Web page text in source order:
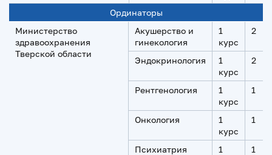
Ординаторы
Министерство
здравоохранения
Тверской области
Акушерство и
гинекология
1
курс
2
Эндокринология
1
курс
2
Рентгенология
1
курс
1
Онкология
1
курс
1
Психиатрия
1
1